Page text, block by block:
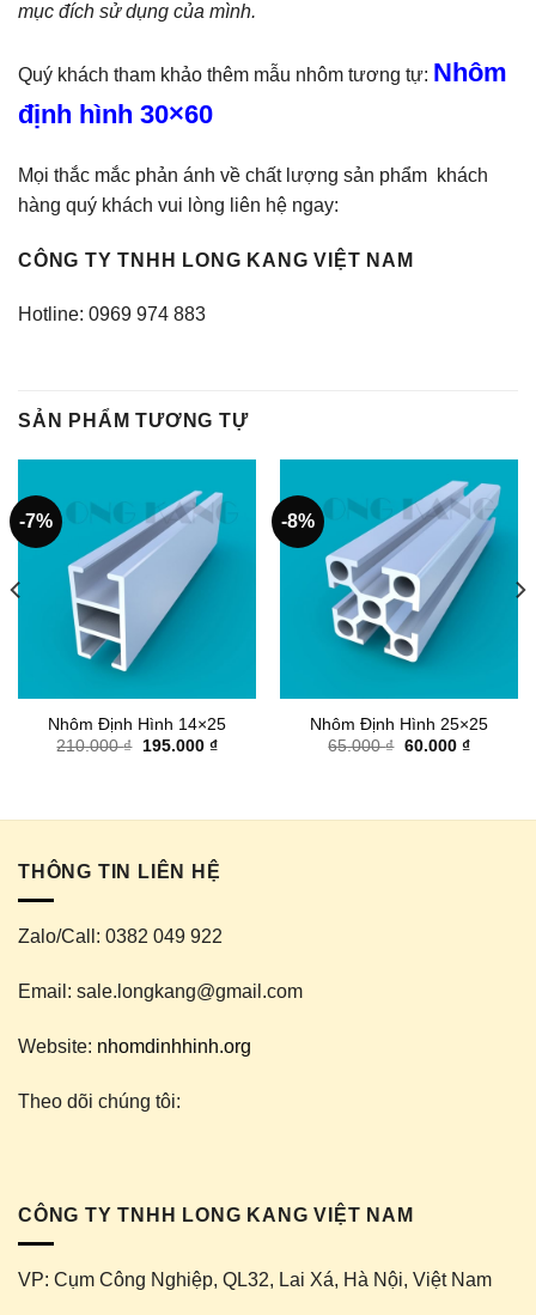
mục đích sử dụng của mình.
Quý khách tham khảo thêm mẫu nhôm tương tự: Nhôm
định hình 30×60
Mọi thắc mắc phản ánh về chất lượng sản phẩm khách
hàng quý khách vui lòng liên hệ ngay:
CÔNG TY TNHH LONG KANG VIỆT NAM
Hotline: 0969 974 883
SẢN PHẨM TƯƠNG TỰ
-7%
Nhôm Định Hình 14×25
210.000₫
Giá
195.000 ₫Giá
-8%
Nhôm Định Hình 25×25
65.000₫ Giá
60.000 ₫Giá
Nhôm 30x120 chất lượng cao - Báo giá, bản vẽ chi tiết
THÔNG TIN LIÊN HỆ
Zalo/Call: 0382 049 922
Email: sale.longkang@gmail.com
Website: nhomdinhhinh.org
Theo dõi chúng tôi:
CÔNG TY TNHH LONG KANG VIỆT NAM
VP: Cụm Công Nghiệp, QL32, Lai Xá, Hà Nội, Việt Nam